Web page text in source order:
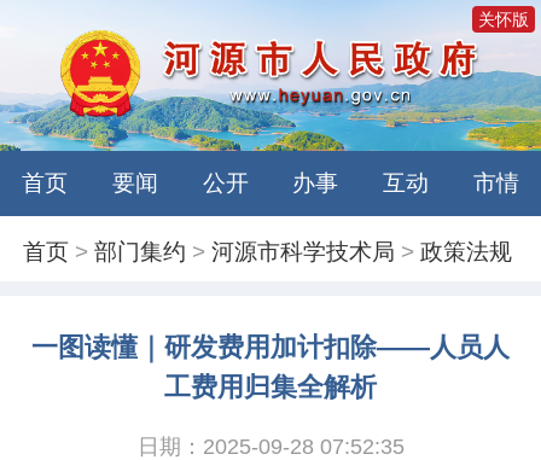
关怀版
首页 要闻 公开 办事 互动 市情
首页 >部门集约 >河源市科学技术局 >政策法规
一图读懂｜研发费用加计扣除——人员人
工费用归集全解析
日期：2025-09-28 07:52:35